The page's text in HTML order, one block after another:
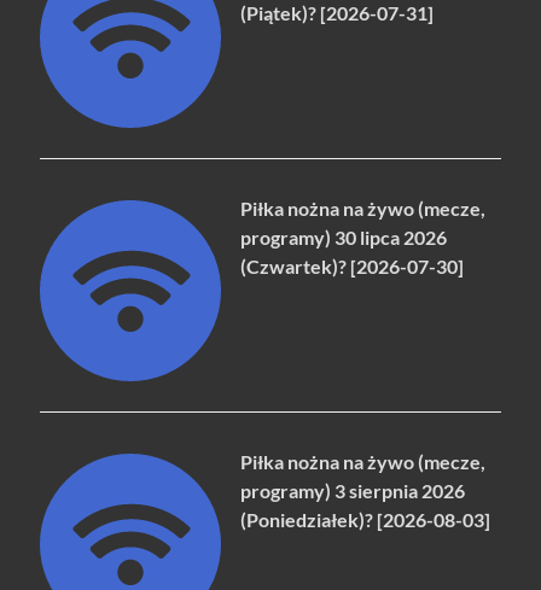
(Piątek)? [2026-07-31]
Piłka nożna na żywo (mecze,
programy) 30 lipca 2026
(Czwartek)? [2026-07-30]
Piłka nożna na żywo (mecze,
programy) 3 sierpnia 2026
(Poniedziałek)? [2026-08-03]